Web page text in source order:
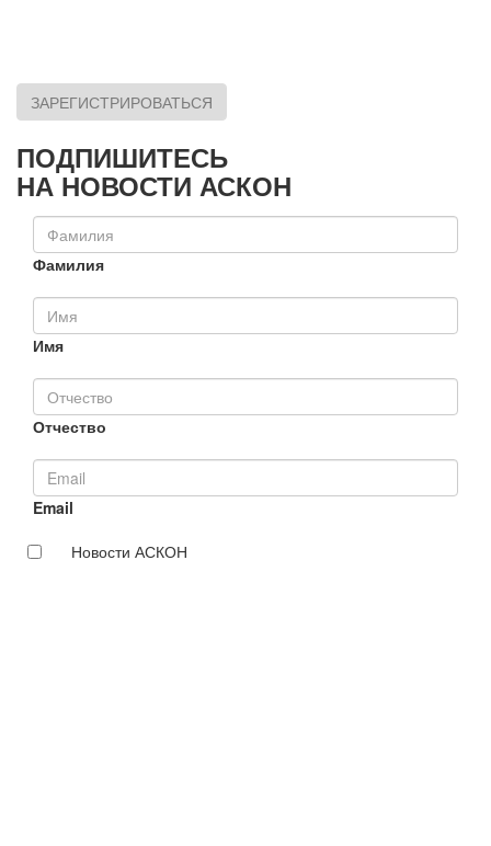
ЗАРЕГИСТРИРОВАТЬСЯ
ПОДПИШИТЕСЬ
НА НОВОСТИ АСКОН
Фамилия
Имя
Отчество
Email
Новости АСКОН